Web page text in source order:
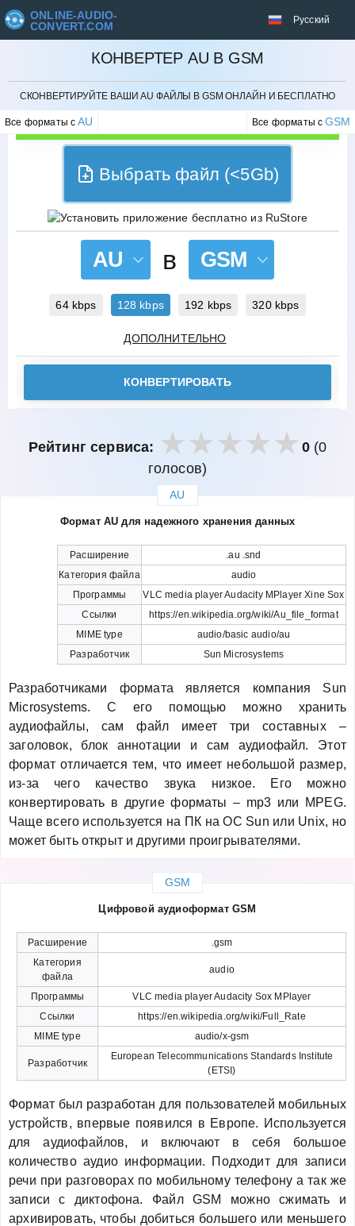
ONLINE-AUDIO-
CONVERT.COM
Русский
КОНВЕРТЕР AU В GSM
СКОНВЕРТИРУЙТЕ ВАШИ AU ФАЙЛЫ В GSM ОНЛАЙН И БЕСПЛАТНО
Все форматы сAU Все форматы сGSM
ОТМЕНИТЬ
Выбрать файл (<5Gb)
AU в GSM
64 kbps 128 kbps 192 kbps 320 kbps
ДОПОЛНИТЕЛЬНО
КОНВЕРТИРОВАТЬ
Рейтинг сервиса: 0(0
голосов)
AU
Формат AU для надежного хранения данных
Расширение
.au .snd
Категория файла
audio
Программы
VLC media player Audacity MPlayer Xine Sox
Ссылки
https://en.wikipedia.org/wiki/Au_file_format
MIME type
audio/basic audio/au
Разработчик
Sun Microsystems
Разработчиками формата является компания Sun
Microsystems. С его помощью можно хранить
аудиофайлы, сам файл имеет три составных –
заголовок, блок аннотации и сам аудиофайл. Этот
формат отличается тем, что имеет небольшой размер,
из-за чего качество звука низкое. Его можно
конвертировать в другие форматы – mp3 или MPEG.
Чаще всего используется на ПК на OC Sun или Unix, но
может быть открыт и другими проигрывателями.
GSM
Цифровой аудиоформат GSM
Расширение
.gsm
Категория
файла
audio
Программы
VLC media player Audacity Sox MPlayer
Ссылки
https://en.wikipedia.org/wiki/Full_Rate
MIME type
audio/x-gsm
Разработчик
European Telecommunications Standards Institute
(ETSI)
Формат был разработан для пользователей мобильных
устройств, впервые появился в Европе. Используется
для аудиофайлов, и включают в себя большое
количество аудио информации. Подходит для записи
речи при разговорах по мобильному телефону а так же
записи с диктофона. Файл GSM можно сжимать и
архивировать, чтобы добиться большего или меньшего